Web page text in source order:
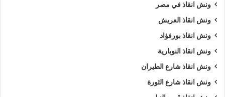
ونش انقاذ في مصر
ونش انقاذ العريش
ونش انقاذ بورفؤاد
ونش انقاذ النوبارية
ونش انقاذ شارع الطيران
ونش انقاذ شارع الثورة